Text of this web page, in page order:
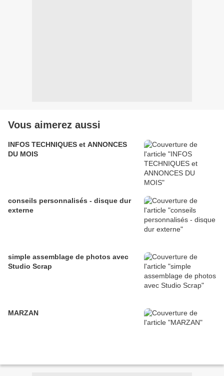
Vous aimerez aussi
INFOS TECHNIQUES et ANNONCES
DU MOIS
conseils personnalisés - disque dur
externe
simple assemblage de photos avec
Studio Scrap
MARZAN